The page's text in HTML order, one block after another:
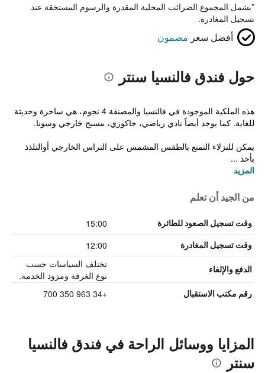
*يشمل المجموع الضرائب المحلية المقدرة والرسوم المستحقة عند
تسجيل المغادرة.
أفضل سعر مضمون
حول فندق فالنسيا سنتر
هذه الملكية الموجودة في فالنسيا والمصنفة 4 نجوم، هي ساحرة وحديثة
للغاية. كما يوجد أيضاً نادي رياضي، جاكوزي، مسبح خارجي وسونا.
يمكن للنزلاء التمتع بالطقس المشمس على التراس الخارجي أوالتلذذ
بأخذ ...
المزيد
من الجيد أن تعلم
وقت تسجيل الصعود للطائرة 15:00
وقت تسجيل المغادرة 12:00
الدفع والإلغاء
تختلف السياسات حسب
نوع الغرفة ومزود الخدمة.
رقم مكتب الاستقبال +34 963 350 700
المزايا ووسائل الراحة في فندق فالنسيا
سنتر